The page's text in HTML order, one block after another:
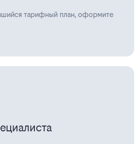
тарифный план, оформите